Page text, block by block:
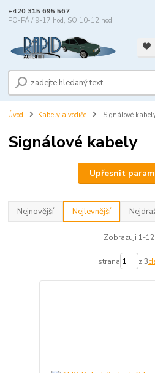
+420 315 695 567
PO-PÁ / 9-17 hod, SO 10-12 hod
Úvod Kabely a vodiče Signálové
Signálové kabely
Upřesnit
Nejnovější Nejlevnější
Zobrazuji 1-
strana z 3